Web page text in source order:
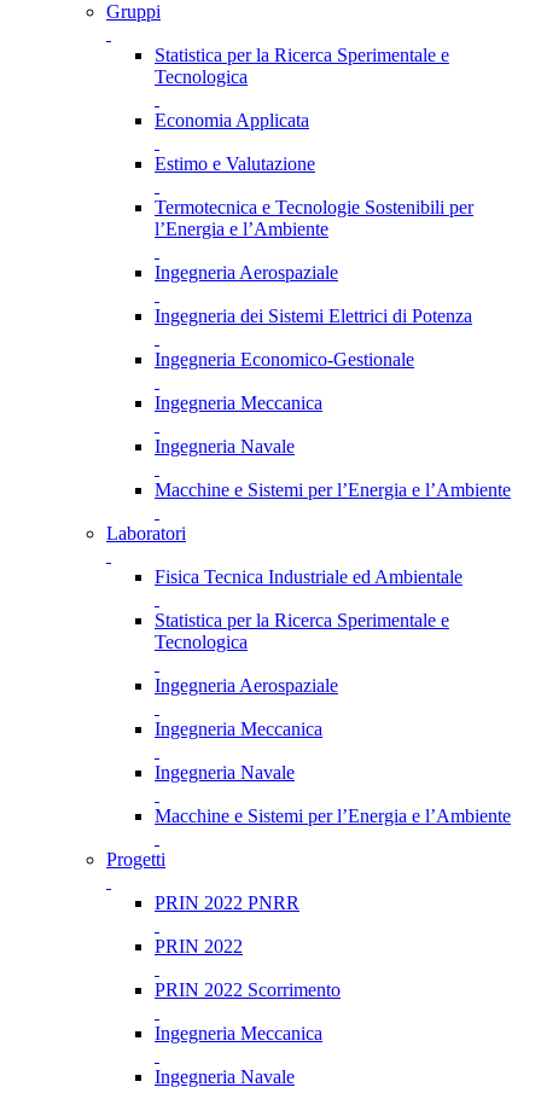
Gruppi
Statistica per la Ricerca Sperimentale e
Tecnologica
Economia Applicata
Estimo e Valutazione
Termotecnica e Tecnologie Sostenibili per
l’Energia e l’Ambiente
Ingegneria Aerospaziale
Ingegneria dei Sistemi Elettrici di Potenza
Ingegneria Economico-Gestionale
Ingegneria Meccanica
Ingegneria Navale
Macchine e Sistemi per l’Energia e l’Ambiente
Laboratori
Fisica Tecnica Industriale ed Ambientale
Statistica per la Ricerca Sperimentale e
Tecnologica
Ingegneria Aerospaziale
Ingegneria Meccanica
Ingegneria Navale
Macchine e Sistemi per l’Energia e l’Ambiente
Progetti
PRIN 2022 PNRR
PRIN 2022
PRIN 2022 Scorrimento
Ingegneria Meccanica
Ingegneria Navale